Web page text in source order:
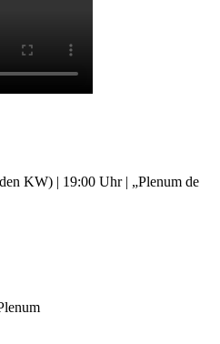
KW) | 19:00 Uhr | „Plenum de